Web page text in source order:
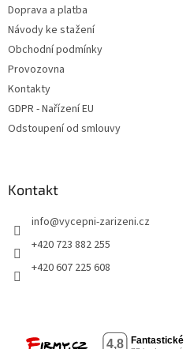
Doprava a platba
Návody ke stažení
Obchodní podmínky
Provozovna
Kontakty
GDPR - Nařízení EU
Odstoupení od smlouvy
Kontakt
info@vycepni-zarizeni.cz
+420 723 882 255
+420 607 225 608